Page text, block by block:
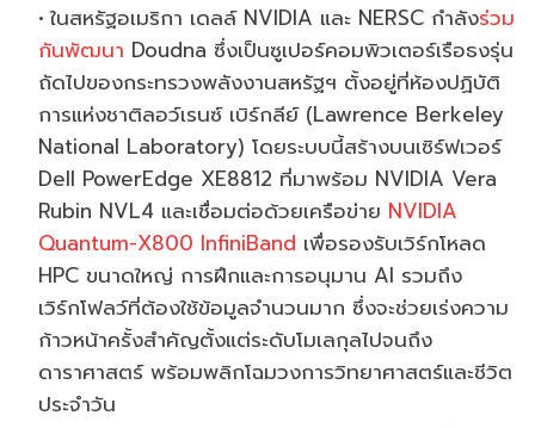
ในสหรัฐอเมริกา เดลล์ NVIDIA และ NERSC กำลังร่วม
กันพัฒนา Doudna ซึ่งเป็นซูเปอร์คอมพิวเตอร์เรือธงรุ่น
ถัดไปของกระทรวงพลังงานสหรัฐฯ ตั้งอยู่ที่ห้องปฏิบัติ
การแห่งชาติลอว์เรนซ์ เบิร์กลีย์ (Lawrence Berkeley
National Laboratory) โดยระบบนี้สร้างบนเซิร์ฟเวอร์
Dell PowerEdge XE8812 ที่มาพร้อม NVIDIA Vera
Rubin NVL4 และเชื่อมต่อด้วยเครือข่าย NVIDIA
Quantum-X800 InfiniBand เพื่อรองรับเวิร์กโหลด
HPC ขนาดใหญ่ การฝึกและการอนุมาน AI รวมถึง
เวิร์กโฟลว์ที่ต้องใช้ข้อมูลจำนวนมาก ซึ่งจะช่วยเร่งความ
ก้าวหน้าครั้งสำคัญตั้งแต่ระดับโมเลกุลไปจนถึง
ดาราศาสตร์ พร้อมพลิกโฉมวงการวิทยาศาสตร์และชีวิต
ประจำวัน